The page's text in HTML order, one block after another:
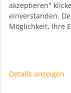
Články
Poradce
ANDERE
akzeptieren"
einverstanden.
Möglichkeit, Ihre
Details anzeigen